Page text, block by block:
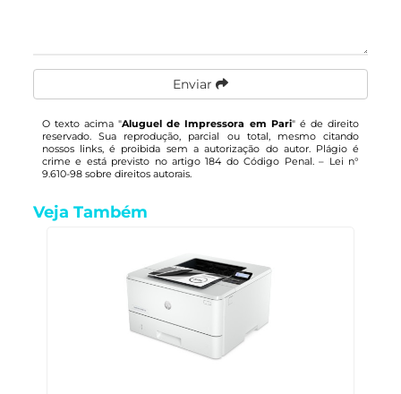
Enviar
O texto acima "Aluguel de Impressora em Pari" é de direito
reservado. Sua reprodução, parcial ou total, mesmo citando
nossos links, é proibida sem a autorização do autor. Plágio é
crime e está previsto no artigo 184 do Código Penal. – Lei n°
9.610-98 sobre direitos autorais.
Veja Também